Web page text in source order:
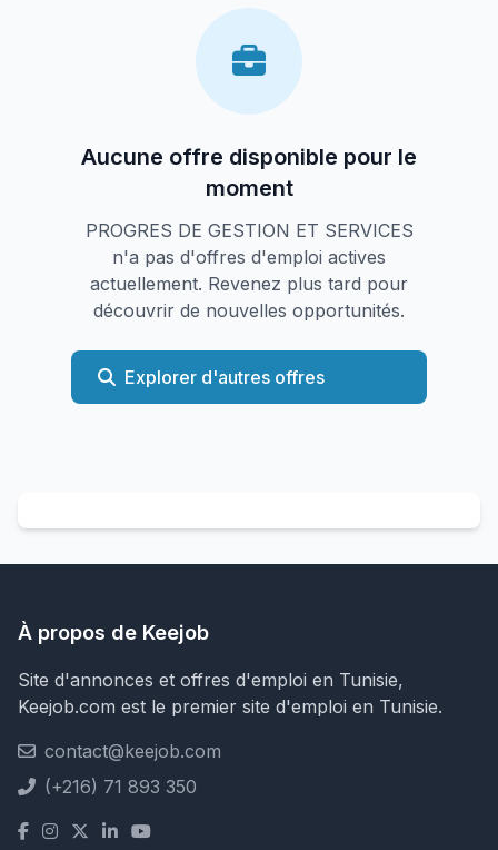
Aucune offre disponible pour le
moment
PROGRES DE GESTION ET SERVICES
n'a pas d'offres d'emploi actives
actuellement. Revenez plus tard pour
découvrir de nouvelles opportunités.
Explorer d'autres offres
À propos de Keejob
Site d'annonces et offres d'emploi en Tunisie,
Keejob.com est le premier site d'emploi en Tunisie.
contact@keejob.com
(+216) 71 893 350